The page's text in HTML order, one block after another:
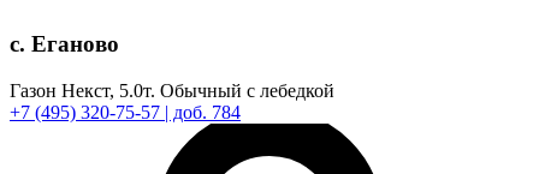
с. Еганово
Газон Некст, 5.0т. Обычный с лебедкой
+7 (495) 320-75-57 | доб. 784